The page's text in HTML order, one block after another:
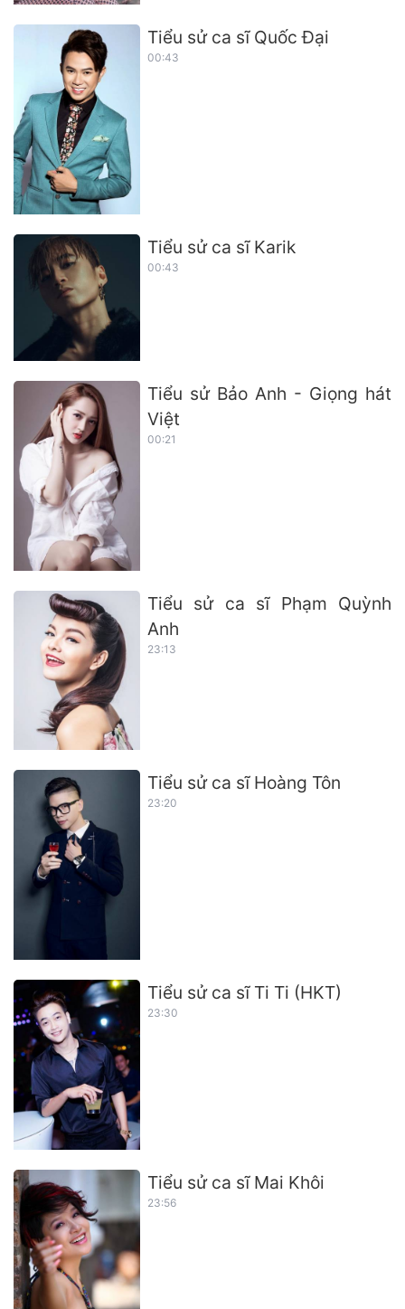
Tiểu sử ca sĩ Quốc Đại
00:43
Tiểu sử ca sĩ Karik
00:43
Tiểu sử Bảo Anh - Giọng hát
Việt
00:21
Tiểu sử ca sĩ Phạm Quỳnh
Anh
23:13
Tiểu sử ca sĩ Hoàng Tôn
23:20
Tiểu sử ca sĩ Ti Ti (HKT)
23:30
Tiểu sử ca sĩ Mai Khôi
23:56